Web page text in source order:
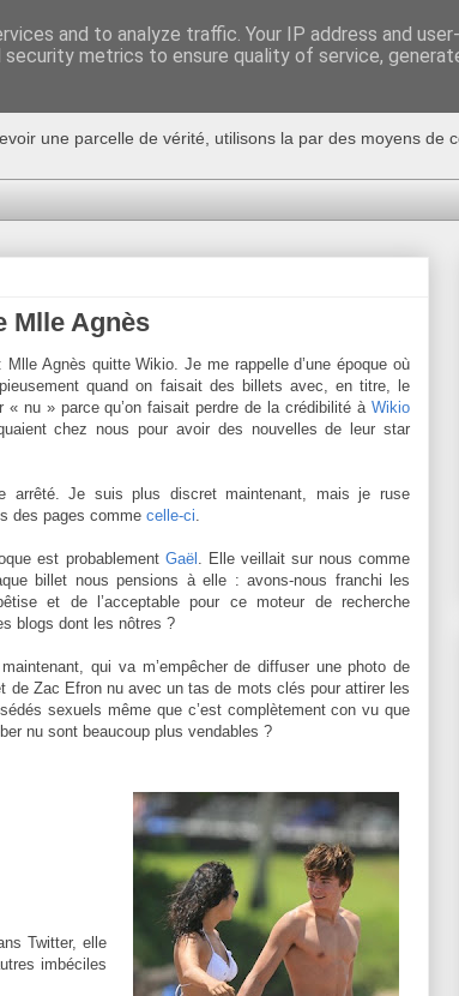
une parcelle de vérité, utilisons la par des moyens de
Mlle Agnès
Mlle Agnès quitte Wikio. Je me rappelle d’une époque où
quand on faisait des billets avec, en titre, le
« nu » parce qu’on faisait perdre de la crédibilité à Wikio
chez nous pour avoir des nouvelles de leur star
arrêté. Je suis plus discret maintenant, mais je ruse
des pages comme celle-ci
est probablement Gaël
. Elle veillait sur nous comme
billet nous pensions à elle : avons-nous franchi les
et de l’acceptable pour ce moteur de recherche
blogs dont les nôtres ?
qui va m’empêcher de diffuser une photo de
de Zac Efron nu avec un tas de mots clés pour attirer les
sexuels même que c’est complètement con vu que
nu sont beaucoup plus vendables ?
Twitter, elle
imbéciles
and to analyze traffic. Your IP address and
metrics to ensure quality of service,